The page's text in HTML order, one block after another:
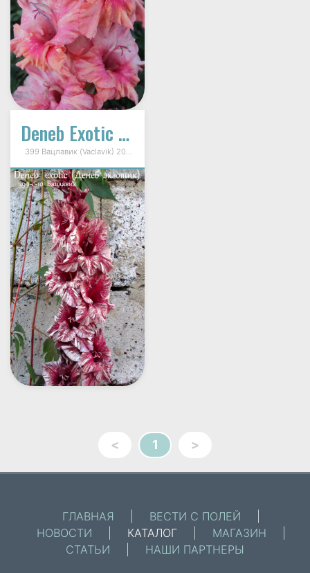
Deneb Exotic (Денеб Экзотик)
399 Вацлавик (Vaclavik) 2010г.
< 1 >
ГЛАВНАЯ ВЕСТИ С ПОЛЕЙ
НОВОСТИ
КАТАЛОГ МАГАЗИН
СТАТЬИ
НАШИ ПАРТНЕРЫ